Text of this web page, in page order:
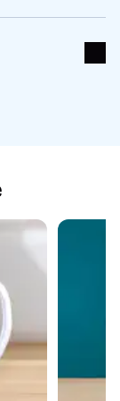
Platz bietet,
ohne
des
auf dem